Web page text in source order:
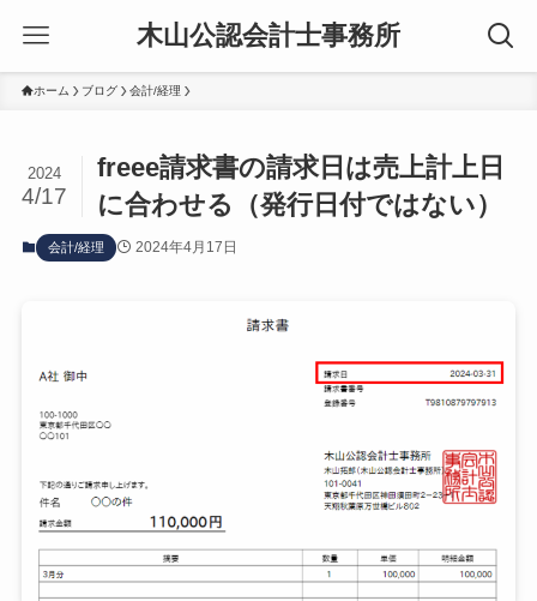
木山公認会計士事務所
ホーム ブログ 会計/経理
freee請求書の請求日は売上計上日
に合わせる（発行日付ではない）
2024
4/17
会計/経理 2024年4月17日